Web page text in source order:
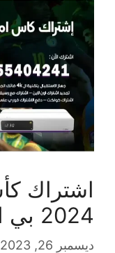
اشتراك
2024 بي ان Bein اون لاين
ديسمبر 26, 2023